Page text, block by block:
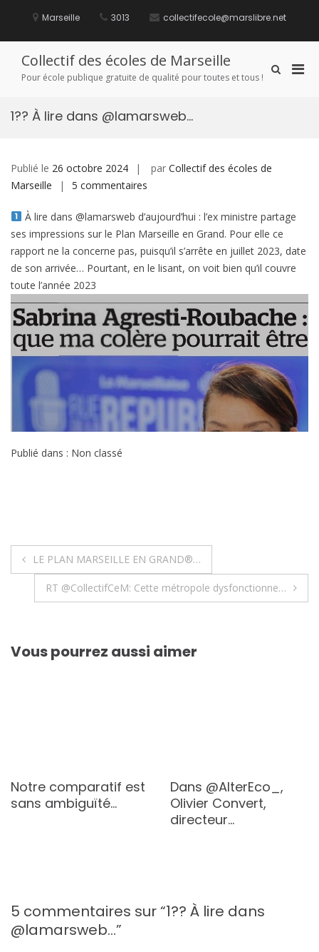
Marseille 3013 collectifecole@marslibre.net
Collectif des écoles de Marseille
Pour école publique gratuite de qualité pour toutes et tous !
Afficher
1?? À lire dans @lamarsweb…
Publié le 26 octobre 2024 par Collectif des écoles de
Marseille
5 commentaires
À
lire
dans
@lamarsweb…
À lire dans @lamarsweb d’aujourd’hui : l’ex ministre partage
ses impressions sur le Plan Marseille en Grand. Pour elle ce
rapport ne la concerne pas, puisqu’il s’arrête en juillet 2023, date
de son arrivée… Pourtant, en le lisant, on voit bien qu’il couvre
toute l’année 2023
Publié dans : Non classé
Navigation
LE PLAN MARSEILLE EN GRAND®…
RT @CollectifCeM: Cette métropole dysfonctionne…
Vous pourrez aussi aimer
Notre comparatif est
sans ambiguïté…
Dans @AlterEco_,
Olivier Convert,
directeur…
5 commentaires sur “1?? À lire dans
@lamarsweb…”